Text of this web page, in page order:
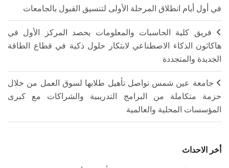
في أول أيام انطلاق المرحلة الأولى لتنسيق القبول بالجامعات
فريق كلية الحاسبات والمعلومات يحصد المركز الأول في
هاكاثون الذكاء الاصطناعي لابتكار حلول ذكية في قطاع الطاقة
الجديدة والمتجددة
جامعة عين شمس تواصل تأهيل طلابها لسوق العمل من خلال
حزمة متكاملة من البرامج التدريبية والشراكات مع كبرى
المؤسسات المحلية والعالمية
أخر الاحداث